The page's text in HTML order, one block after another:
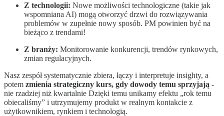
Z technologii: Nowe możliwości technologiczne (takie jak
wspomniana AI) mogą otworzyć drzwi do rozwiązywania
problemów w zupełnie nowy sposób. PM powinien być na
bieżąco z trendami!
Z branży: Monitorowanie konkurencji, trendów rynkowych,
zmian regulacyjnych.
Nasz zespół systematycznie zbiera, łączy i interpretuje insighty, a
potem zmienia strategiczny kurs, gdy dowody temu sprzyjają -
nie rzadziej niż kwartalnie Dzięki temu unikamy efektu „rok temu
obiecaliśmy” i utrzymujemy produkt w realnym kontakcie z
użytkownikiem, rynkiem i technologią.